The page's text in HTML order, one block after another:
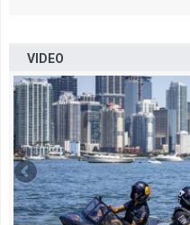
VIDEO